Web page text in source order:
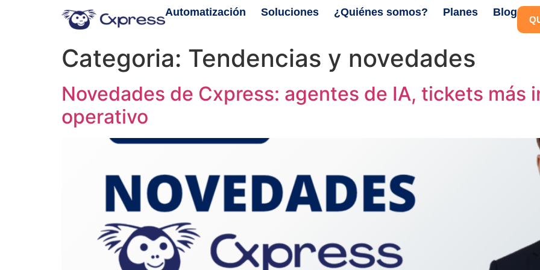
Automatización Soluciones ¿Quiénes somos? Planes Blog
Categoria: Tendencias y novedades
Novedades de Cxpress: agentes de IA, tickets más
operativo